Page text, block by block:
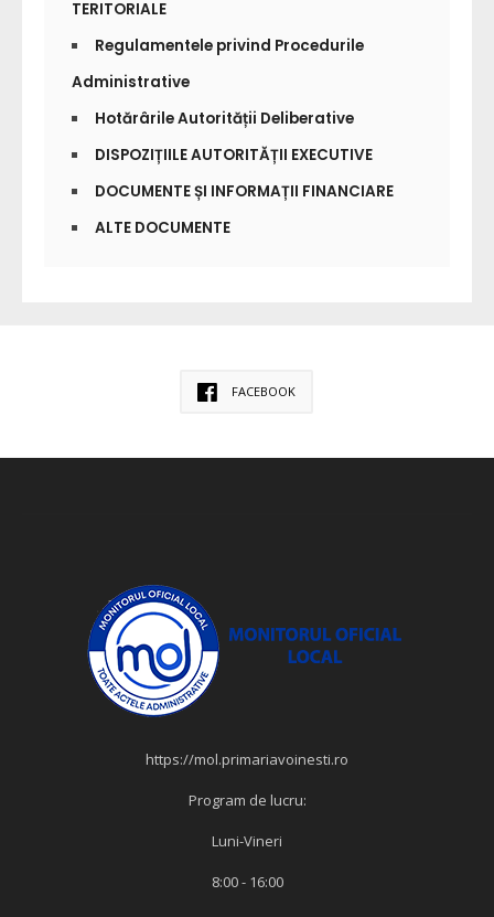
TERITORIALE
Regulamentele privind Procedurile
Administrative
Hotărârile Autorității Deliberative
DISPOZIȚIILE AUTORITĂȚII EXECUTIVE
DOCUMENTE ȘI INFORMAȚII FINANCIARE
ALTE DOCUMENTE
FACEBOOK
https://mol.primariavoinesti.ro
Program de lucru:
Luni-Vineri
8:00 - 16:00